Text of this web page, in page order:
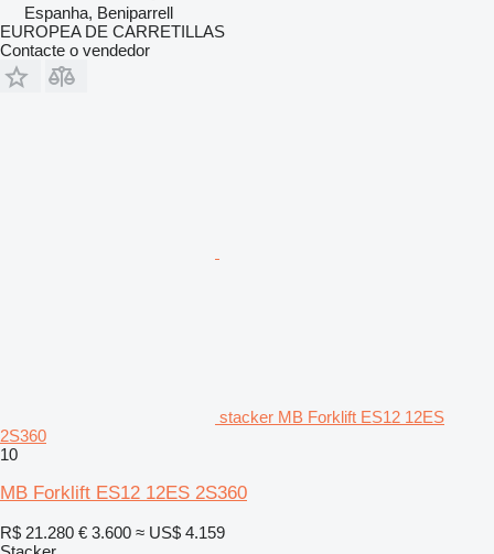
Espanha, Beniparrell
EUROPEA DE CARRETILLAS
Contacte o vendedor
stacker MB Forklift ES12 12ES
2S360
10
MB Forklift ES12 12ES 2S360
R$ 21.280 € 3.600 ≈ US$ 4.159